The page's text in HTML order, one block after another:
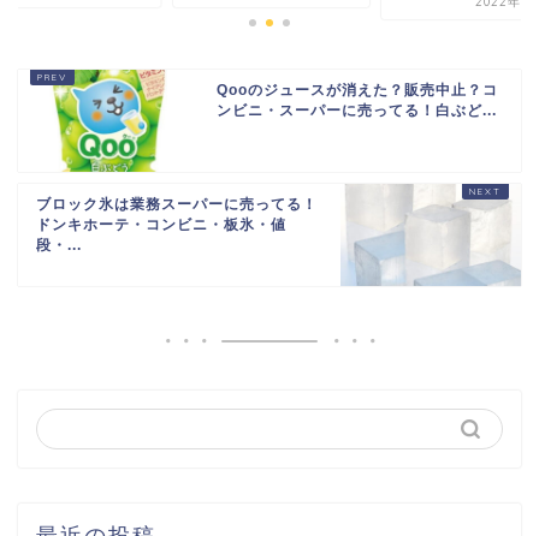
Qooのジュースが消えた？販売中止？コ
ンビニ・スーパーに売ってる！白ぶど...
ブロック氷は業務スーパーに売ってる！
ドンキホーテ・コンビニ・板氷・値
段・...